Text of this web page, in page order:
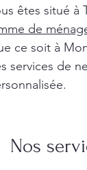
êtes situé à
de
ce soit à
services de
Nos